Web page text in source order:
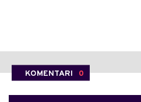
KOMENTARI 0